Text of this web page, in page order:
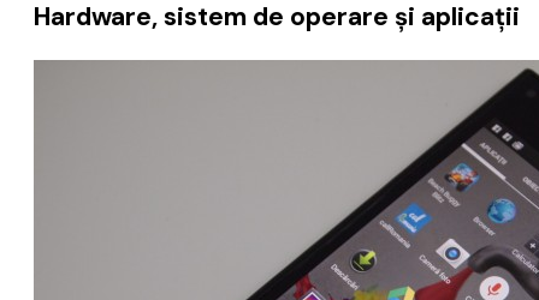
Hardware, sistem de operare și aplicații